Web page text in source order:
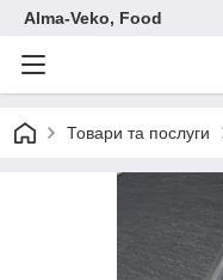
Аlma-Veko, Food
Товари та послуги